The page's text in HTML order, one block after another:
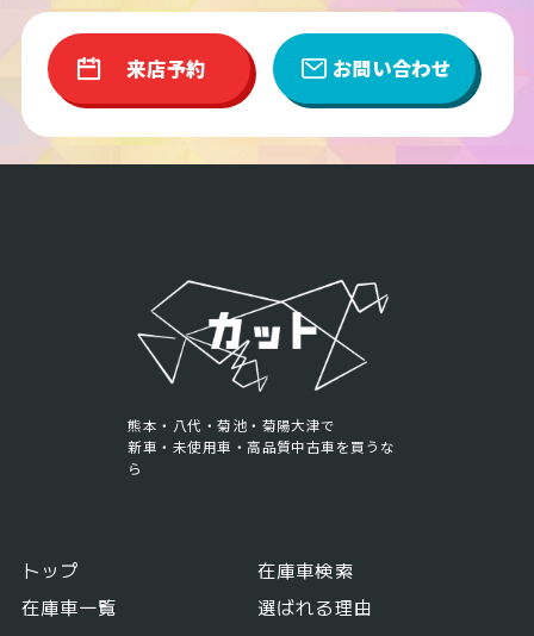
来店予約 お問い合わせ
熊本・八代・菊池・菊陽大津で
新車・未使用車・高品質中古車を買うな
ら
トップ
在庫車検索
在庫車一覧
選ばれる理由